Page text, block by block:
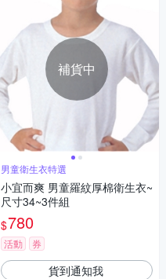
補貨中
男童衛生衣特選
小宜而爽 男童羅紋厚棉衛生衣~
尺寸34~3件組
$780
活動 券
貨到通知我